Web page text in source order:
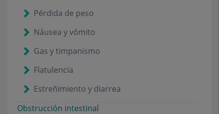
Pérdida de peso
Náusea y vómito
Gas y timpanismo
Flatulencia
Estreñimiento y diarrea
Obstrucción intestinal